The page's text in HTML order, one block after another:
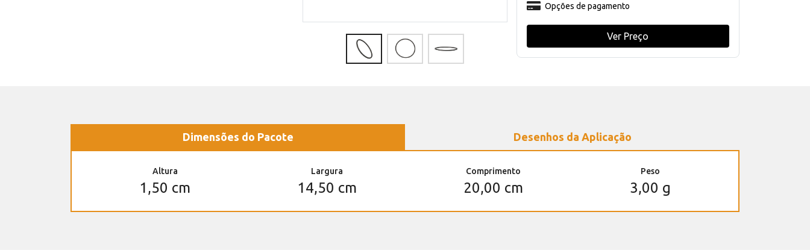
Opções de pagamento
Ver Preço
Dimensões do Pacote Desenhos da Aplicação
Altura
1,50 cm
Largura
14,50 cm
Comprimento
20,00 cm
Peso
3,00 g